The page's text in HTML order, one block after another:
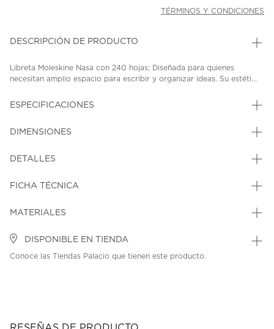
TÉRMINOS Y CONDICIONES
DESCRIPCIÓN DE PRODUCTO
Libreta Moleskine Nasa con 240 hojas; Diseñada para quienes
necesitan amplio espacio para escribir y organizar ideas. Su estéti...
ESPECIFICACIONES
DIMENSIONES
DETALLES
FICHA TÉCNICA
MATERIALES
DISPONIBLE EN TIENDA
Conoce las Tiendas Palacio que tienen este producto.